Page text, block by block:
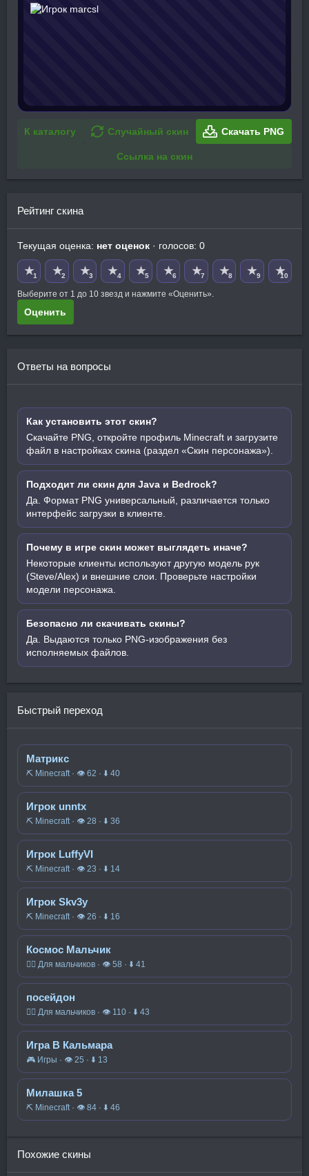
К каталогу Случайный скин Скачать PNG
Ссылка на скин
Рейтинг скина
Текущая оценка: нет оценок · голосов: 0
★1 ★2 ★3 ★4 ★5 ★6 ★7 ★8 ★9 ★10
Выберите от 1 до 10 звезд и нажмите «Оценить».
Оценить
Ответы на вопросы
Как установить этот скин?
Скачайте PNG, откройте профиль Minecraft и загрузите
файл в настройках скина (раздел «Скин персонажа»).
Подходит ли скин для Java и Bedrock?
Да. Формат PNG универсальный, различается только
интерфейс загрузки в клиенте.
Почему в игре скин может выглядеть иначе?
Некоторые клиенты используют другую модель рук
(Steve/Alex) и внешние слои. Проверьте настройки
модели персонажа.
Безопасно ли скачивать скины?
Да. Выдаются только PNG-изображения без
исполняемых файлов.
Быстрый переход
Матрикс
⛏️ Minecraft · 👁 62 · ⬇ 40
Игрок unntx
⛏️ Minecraft · 👁 28 · ⬇ 36
Игрок LuffyVI
⛏️ Minecraft · 👁 23 · ⬇ 14
Игрок Skv3y
⛏️ Minecraft · 👁 26 · ⬇ 16
Космос Мальчик
🧍‍♂️ Для мальчиков · 👁 58 · ⬇ 41
посейдон
🧍‍♂️ Для мальчиков · 👁 110 · ⬇ 43
Игра В Кальмара
🎮 Игры · 👁 25 · ⬇ 13
Милашка 5
⛏️ Minecraft · 👁 84 · ⬇ 46
Похожие скины